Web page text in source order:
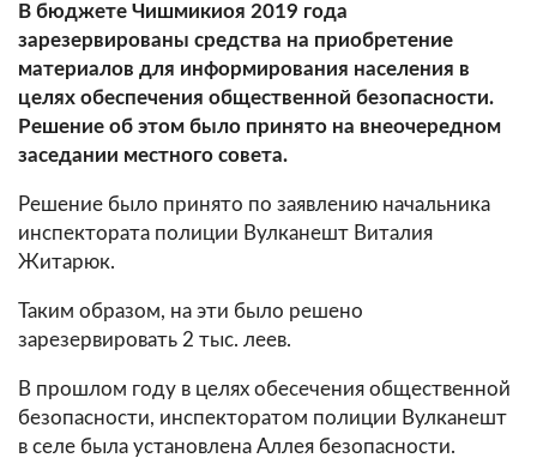
В бюджете Чишмикиоя 2019 года
зарезервированы средства на приобретение
материалов для информирования населения в
целях обеспечения общественной безопасности.
Решение об этом было принято на внеочередном
заседании местного совета.
Решение было принято по заявлению начальника
инспектората полиции Вулканешт Виталия
Житарюк.
Таким образом, на эти было решено
зарезервировать 2 тыс. леев.
В прошлом году в целях обесечения общественной
безопасности, инспекторатом полиции Вулканешт
в селе была установлена Аллея безопасности.